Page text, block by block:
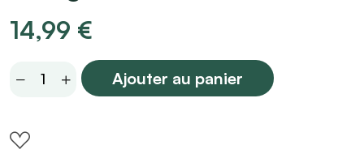
14,99 €
Miroir
hexagone
Ajouter au panier